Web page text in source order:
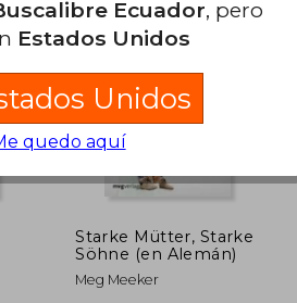
Starke Mütter, Starke
Söhne (en Alemán)
Meg Meeker
Ecuador, pero
Estados Unidos
Unidos
quedo aquí